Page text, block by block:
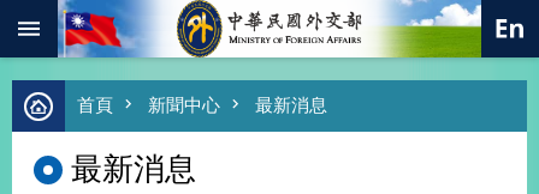
跳到主要內容區塊
進
階
尋
首頁 新聞中心 最新消息
最新消息